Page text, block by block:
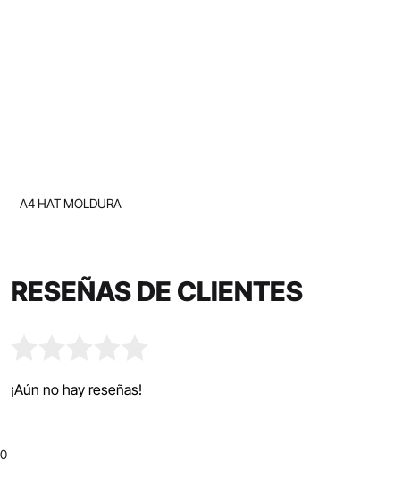
A4 HAT MOLDURA
RESEÑAS DE CLIENTES
¡Aún no hay reseñas!
0